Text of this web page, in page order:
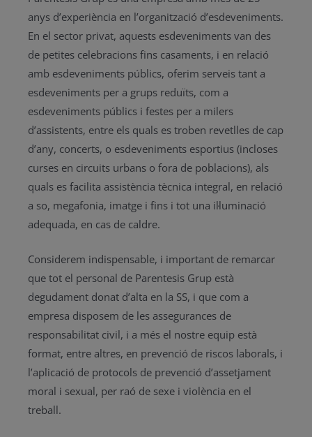
anys d’experiència en l’organització d’esdeveniments.
En el sector privat, aquests esdeveniments van des
de petites celebracions fins casaments, i en relació
amb esdeveniments públics, oferim serveis tant a
esdeveniments per a grups reduïts, com a
esdeveniments públics i festes per a milers
d’assistents, entre els quals es troben revetlles de cap
d’any, concerts, o esdeveniments esportius (incloses
curses en circuits urbans o fora de poblacions), als
quals es facilita assistència tècnica integral, en relació
a so, megafonia, imatge i fins i tot una il·luminació
adequada, en cas de caldre.
Considerem indispensable, i important de remarcar
que tot el personal de Parentesis Grup està
degudament donat d’alta en la SS, i que com a
empresa disposem de les assegurances de
responsabilitat civil, i a més el nostre equip està
format, entre altres, en prevenció de riscos laborals, i
l’aplicació de protocols de prevenció d’assetjament
moral i sexual, per raó de sexe i violència en el
treball.